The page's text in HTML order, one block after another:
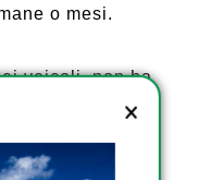
o mesi.
veicoli, non ha
cella a